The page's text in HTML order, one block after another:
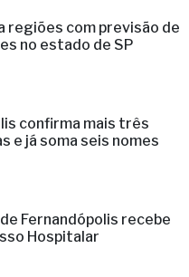
regiões com previsão de
no estado de SP
confirma mais três
e já soma seis nomes
Fernandópolis recebe
Hospitalar